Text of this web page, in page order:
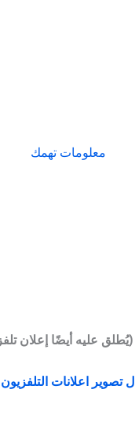
معلومات تهمك
تصوير اعلانات التلفزيون